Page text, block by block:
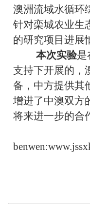
澳洲流域水循环
针对栾城农业生
的研究项目进展
本次实验是
支持下开展的，
备，中方提供其
增进了中澳双方
将来进一步的合